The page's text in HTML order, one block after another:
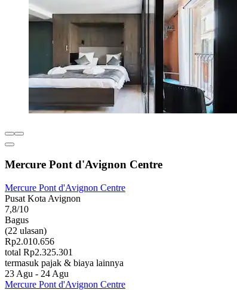
Mercure Pont d'Avignon Centre
Mercure Pont d'Avignon Centre
Pusat Kota Avignon
7,8/10
Bagus
(22 ulasan)
Rp2.010.656
total Rp2.325.301
termasuk pajak & biaya lainnya
23 Agu - 24 Agu
Mercure Pont d'Avignon Centre